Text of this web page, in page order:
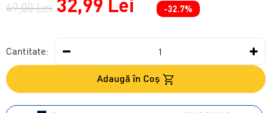
49,00 Lei -32.7%
Cantitate:
Adaugă în Coş